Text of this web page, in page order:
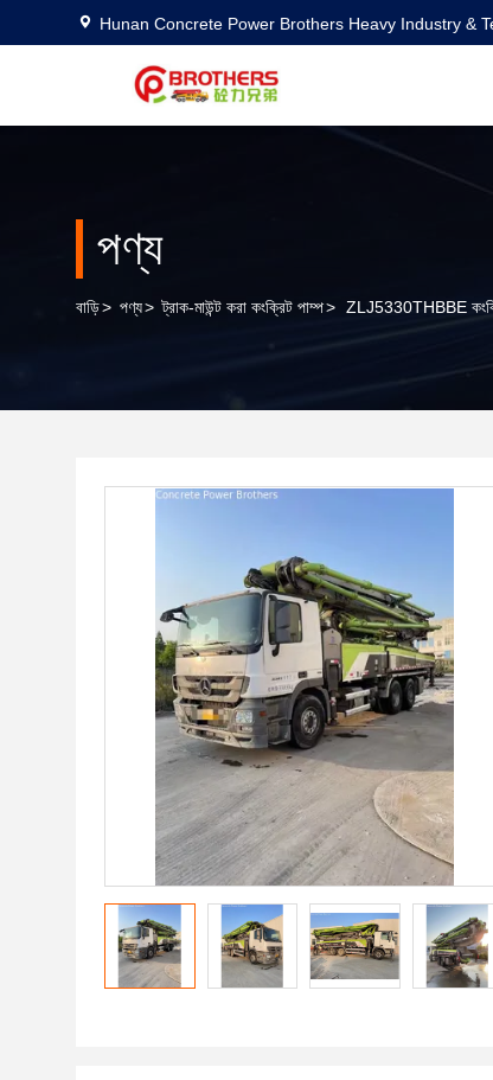
Hunan Concrete Power Brothers Heavy Industry &
পণ্য
বাড়ি> পণ্য> ট্রাক-মাউন্ট করা কংক্রিট পাম্প> ZLJ5330THBBE